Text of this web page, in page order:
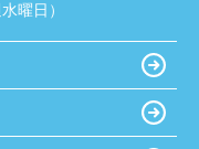
曜日）